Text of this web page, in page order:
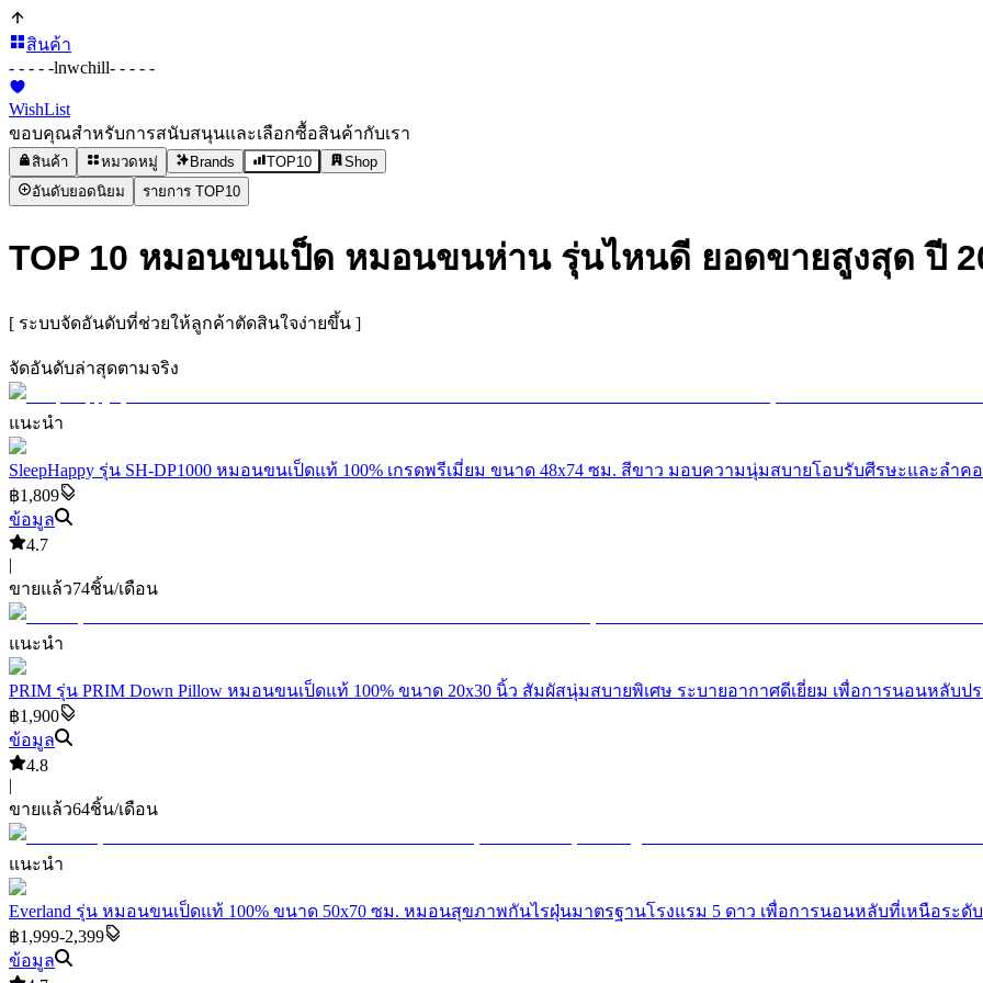
สินค้า
- - - - -lnwchill- - - - -
WishList
ขอบคุณสำหรับการสนับสนุนและเลือกซื้อสินค้ากับเรา
สินค้า หมวดหมู่ Brands TOP10
Shop
อันดับยอดนิยม
รายการ TOP10
TOP 10 หมอนขนเป็ด หมอนขนห่าน รุ่นไหนดี ยอดขายสูงสุด ปี
[ ระบบจัดอันดับที่ช่วยให้ลูกค้าตัดสินใจง่ายขึ้น ]
จัดอันดับล่าสุดตามจริง
แนะนำ
SleepHappy รุ่น SH-DP1000 หมอนขนเป็ดแท้ 100% เกรดพรีเมี่ยม ขนาด 48x74 ซม. สีขาว มอบความนุ่มสบายโอบรับศีรษะและล
฿1,809
ข้อมูล
4.7
|
ขายแล้ว74ชิ้น/เดือน
แนะนำ
PRIM รุ่น PRIM Down Pillow หมอนขนเป็ดแท้ 100% ขนาด 20x30 นิ้ว สัมผัสนุ่มสบายพิเศษ ระบายอากาศดีเยี่ยม เพื่อการนอนหลับป
฿1,900
ข้อมูล
4.8
|
ขายแล้ว64ชิ้น/เดือน
แนะนำ
Everland รุ่น หมอนขนเป็ดแท้ 100% ขนาด 50x70 ซม. หมอนสุขภาพกันไรฝุ่นมาตรฐานโรงแรม 5 ดาว เพื่อการนอนหลับที่เหนือระดับ
฿1,999-2,399
ข้อมูล